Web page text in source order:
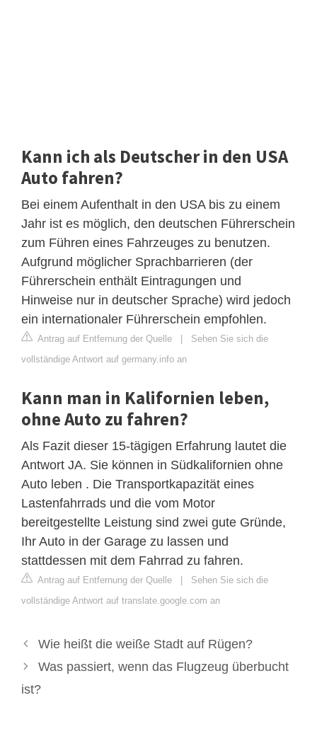
Kann ich als Deutscher in den USA
Auto fahren?
Bei einem Aufenthalt in den USA bis zu einem
Jahr ist es möglich, den deutschen Führerschein
zum Führen eines Fahrzeuges zu benutzen.
Aufgrund möglicher Sprachbarrieren (der
Führerschein enthält Eintragungen und
Hinweise nur in deutscher Sprache) wird jedoch
ein internationaler Führerschein empfohlen.
Antrag auf Entfernung der Quelle | Sehen Sie sich die
vollständige Antwort auf germany.info an
Kann man in Kalifornien leben,
ohne Auto zu fahren?
Als Fazit dieser 15-tägigen Erfahrung lautet die
Antwort JA. Sie können in Südkalifornien ohne
Auto leben . Die Transportkapazität eines
Lastenfahrrads und die vom Motor
bereitgestellte Leistung sind zwei gute Gründe,
Ihr Auto in der Garage zu lassen und
stattdessen mit dem Fahrrad zu fahren.
Antrag auf Entfernung der Quelle | Sehen Sie sich die
vollständige Antwort auf translate.google.com an
Wie heißt die weiße Stadt auf Rügen?
Was passiert, wenn das Flugzeug überbucht
ist?